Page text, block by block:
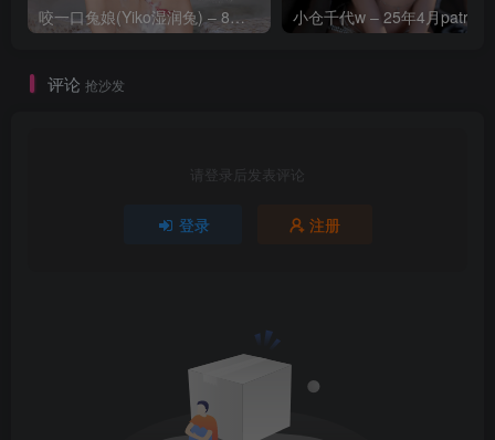
咬一口兔娘(Yiko湿润兔) – 8月 鸣潮-芙露德莉斯 [63P]
评论 抢沙发
请登录后发表评论
登录 注册